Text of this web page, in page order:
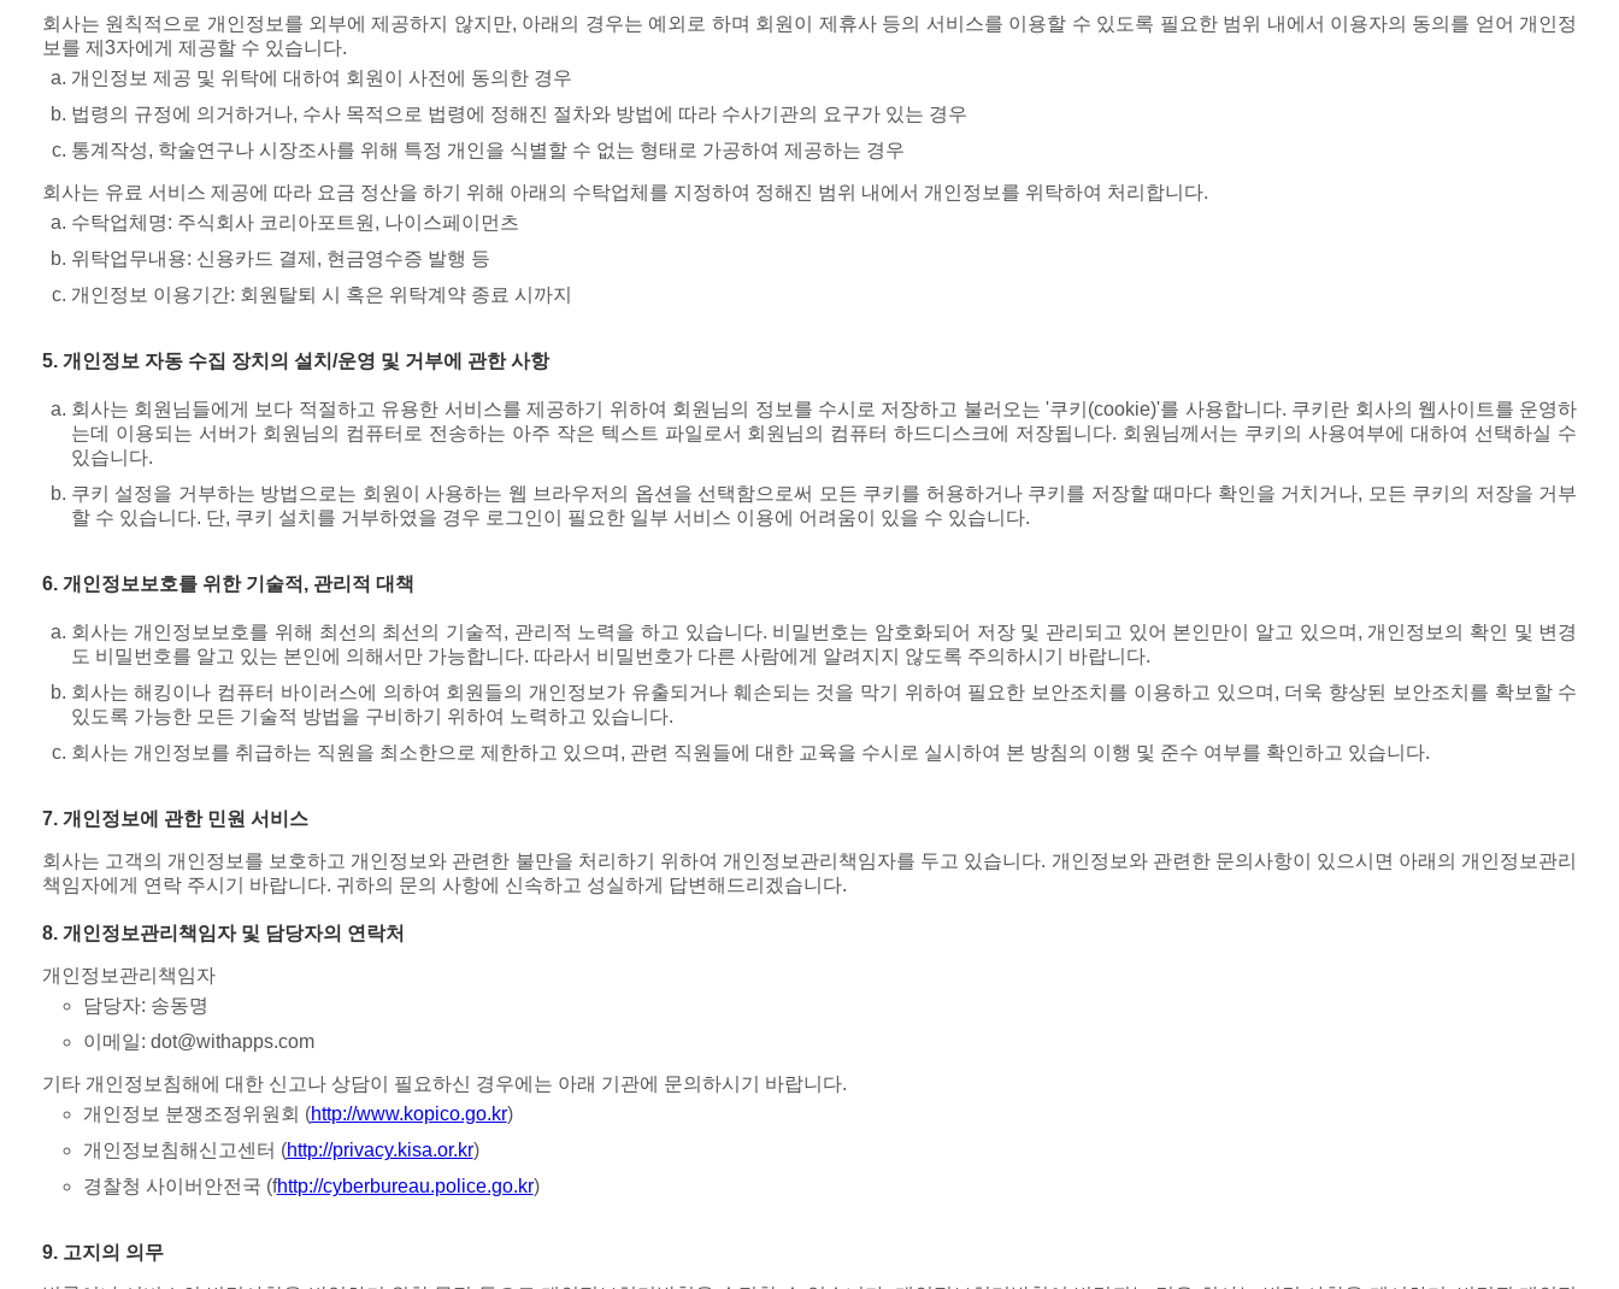
회사는 원칙적으로 개인정보를 외부에 제공하지 않지만, 아래의 경우는 예외로 하며 회원이 제휴사 등의 서비스를 이용할 수 있도록 필요한 범위 내에서 이용자의 동의를 얻어 개인정
보를 제3자에게 제공할 수 있습니다.
개인정보 제공 및 위탁에 대하여 회원이 사전에 동의한 경우
법령의 규정에 의거하거나, 수사 목적으로 법령에 정해진 절차와 방법에 따라 수사기관의 요구가 있는 경우
통계작성, 학술연구나 시장조사를 위해 특정 개인을 식별할 수 없는 형태로 가공하여 제공하는 경우
회사는 유료 서비스 제공에 따라 요금 정산을 하기 위해 아래의 수탁업체를 지정하여 정해진 범위 내에서 개인정보를 위탁하여 처리합니다.
수탁업체명: 주식회사 코리아포트원, 나이스페이먼츠
위탁업무내용: 신용카드 결제, 현금영수증 발행 등
개인정보 이용기간: 회원탈퇴 시 혹은 위탁계약 종료 시까지
5. 개인정보 자동 수집 장치의 설치/운영 및 거부에 관한 사항
회사는 회원님들에게 보다 적절하고 유용한 서비스를 제공하기 위하여 회원님의 정보를 수시로 저장하고 불러오는 '쿠키(cookie)'를 사용합니다. 쿠키란 회사의 웹사이트를 운영하
는데 이용되는 서버가 회원님의 컴퓨터로 전송하는 아주 작은 텍스트 파일로서 회원님의 컴퓨터 하드디스크에 저장됩니다. 회원님께서는 쿠키의 사용여부에 대하여 선택하실 수
있습니다.
쿠키 설정을 거부하는 방법으로는 회원이 사용하는 웹 브라우저의 옵션을 선택함으로써 모든 쿠키를 허용하거나 쿠키를 저장할 때마다 확인을 거치거나, 모든 쿠키의 저장을 거부
할 수 있습니다. 단, 쿠키 설치를 거부하였을 경우 로그인이 필요한 일부 서비스 이용에 어려움이 있을 수 있습니다.
6. 개인정보보호를 위한 기술적, 관리적 대책
회사는 개인정보보호를 위해 최선의 최선의 기술적, 관리적 노력을 하고 있습니다. 비밀번호는 암호화되어 저장 및 관리되고 있어 본인만이 알고 있으며, 개인정보의 확인 및 변경
도 비밀번호를 알고 있는 본인에 의해서만 가능합니다. 따라서 비밀번호가 다른 사람에게 알려지지 않도록 주의하시기 바랍니다.
회사는 해킹이나 컴퓨터 바이러스에 의하여 회원들의 개인정보가 유출되거나 훼손되는 것을 막기 위하여 필요한 보안조치를 이용하고 있으며, 더욱 향상된 보안조치를 확보할 수
있도록 가능한 모든 기술적 방법을 구비하기 위하여 노력하고 있습니다.
회사는 개인정보를 취급하는 직원을 최소한으로 제한하고 있으며, 관련 직원들에 대한 교육을 수시로 실시하여 본 방침의 이행 및 준수 여부를 확인하고 있습니다.
7. 개인정보에 관한 민원 서비스
회사는 고객의 개인정보를 보호하고 개인정보와 관련한 불만을 처리하기 위하여 개인정보관리책임자를 두고 있습니다. 개인정보와 관련한 문의사항이 있으시면 아래의 개인정보관리
책임자에게 연락 주시기 바랍니다. 귀하의 문의 사항에 신속하고 성실하게 답변해드리겠습니다.
8. 개인정보관리책임자 및 담당자의 연락처
개인정보관리책임자
담당자: 송동명
이메일: dot@withapps.com
기타 개인정보침해에 대한 신고나 상담이 필요하신 경우에는 아래 기관에 문의하시기 바랍니다.
개인정보 분쟁조정위원회 (http://www.kopico.go.kr)
개인정보침해신고센터 (http://privacy.kisa.or.kr)
경찰청 사이버안전국 (fhttp://cyberbureau.police.go.kr)
9. 고지의 의무